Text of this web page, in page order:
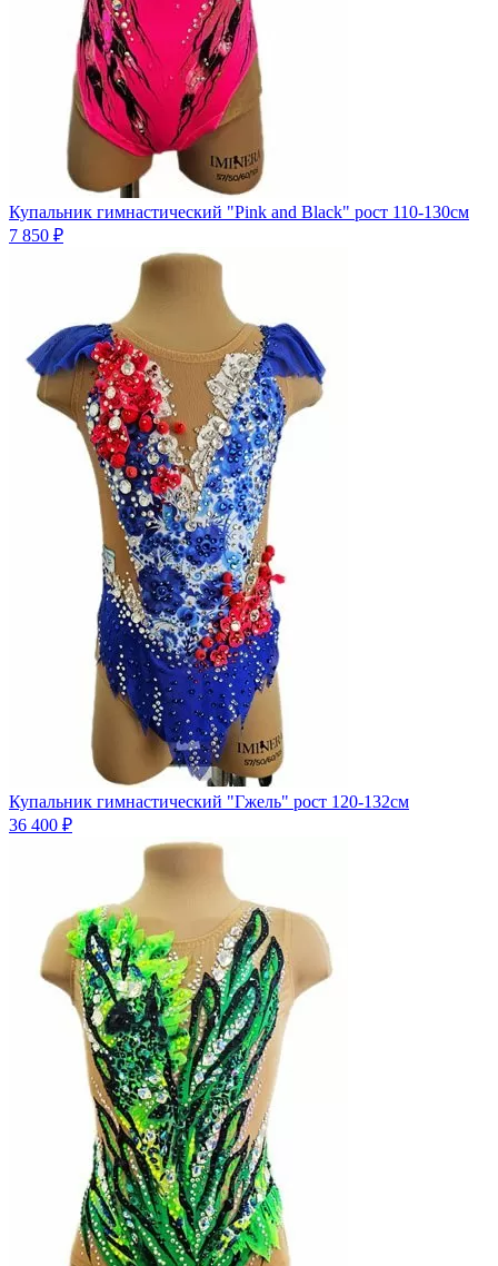
Купальник гимнастический "Pink and Black" рост 110-130см
7 850 ₽
Купальник гимнастический "Гжель" рост 120-132см
36 400 ₽